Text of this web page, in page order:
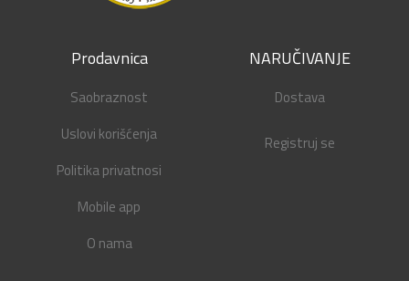
Prodavnica
Saobraznost
Uslovi korišćenja
Politika privatnosi
Mobile app
O nama
NARUČIVANJE
Dostava
Registruj se